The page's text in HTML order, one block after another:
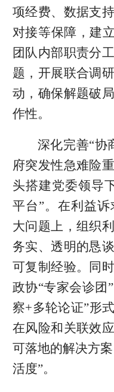
项经费、数据支
对接等保障，建
团队内部职责分
题，开展联合调
动，确保解题破
作性。
深化完善“协
府突发性急难险
头搭建党委领导
平台”。在利益
大问题上，组织
务实、透明的恳
可复制经验。同
政协“专家会诊团
察+多轮论证”形
在风险和关联效
可落地的解决方
活度”。